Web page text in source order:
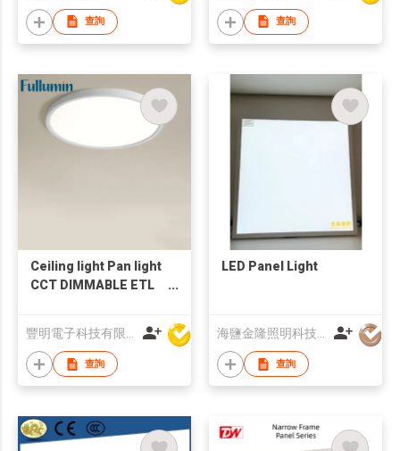
查詢 查詢
Ceiling light Pan light
CCT DIMMABLE ETL
查詢
LED Panel Light
查詢